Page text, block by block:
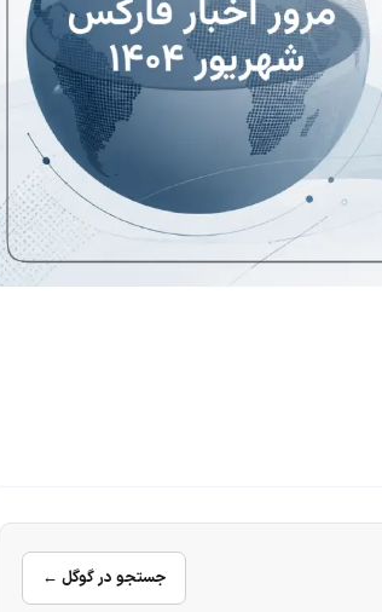
جستجو در گوگل ←